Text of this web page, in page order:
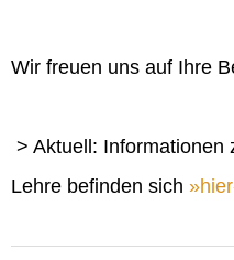
Wir freuen uns auf Ihre
> Aktuell: Informationen
Lehre befinden sich
hier